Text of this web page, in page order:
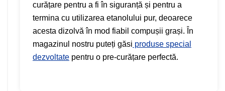
curățare pentru a fi în siguranță și pentru a
termina cu utilizarea etanolului pur, deoarece
acesta dizolvă în mod fiabil compușii grași. În
magazinul nostru puteți găsi produse special
dezvoltate pentru o pre-curățare perfectă.